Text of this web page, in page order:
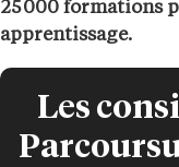
25 000 formations
apprentissage.
Les